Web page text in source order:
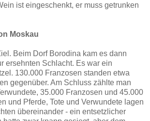
ist eingeschenkt, er muss getrunken
Moskau
Beim Dorf Borodina kam es dann
ersehnten Schlacht. Es war ein
130.000 Franzosen standen etwa
gegenüber. Am Schluss zählte man
35.000 Franzosen und 45.000
und Pferde, Tote und Verwundete lagen
übereinander - ein entsetzlicher